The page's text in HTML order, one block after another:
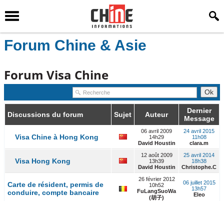
Forum Chine & Asie
Forum Visa Chine
Discussions du forum Sujet Auteur
Dernier
Message
Visa Chine à Hong Kong
06 avril 2009
14h29
David Houstin
24 avril 2015
11h08
clara.m
Visa Hong Kong
12 août 2009
13h39
David Houstin
25 avril 2014
18h38
Christophe.C
Carte de résident, permis de
conduire, compte bancaire
26 février 2012
10h52
FuLangSuoWa
(胡子)
06 juillet 2015
13h57
Eleo